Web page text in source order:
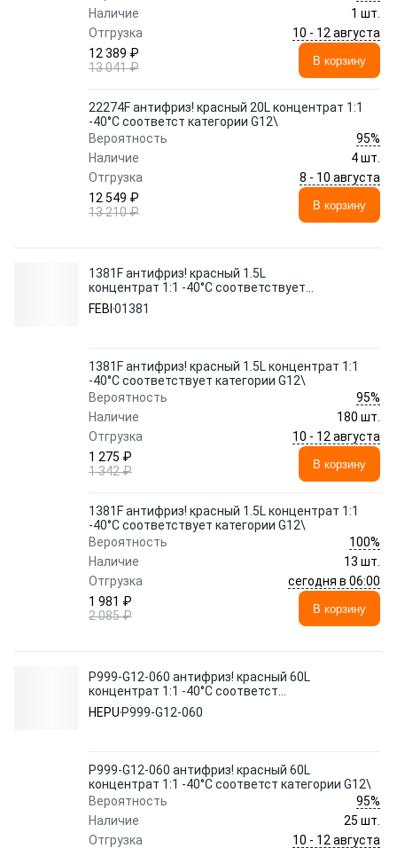
Наличие
1 шт.
Отгрузка
10 - 12 августа
12 389 ₽
13 041 ₽
В корзину
22274F антифриз! красный 20L концентрат 1:1
-40°C соответст категории G12\
Вероятность
95%
Наличие
4 шт.
Отгрузка
8 - 10 августа
12 549 ₽
13 210 ₽
В корзину
1381F антифриз! красный 1.5L
концентрат 1:1 -40°C соответствует
категории G12\
FEBI 01381
1381F антифриз! красный 1.5L концентрат 1:1
-40°C соответствует категории G12\
Вероятность
95%
Наличие
180 шт.
Отгрузка
10 - 12 августа
1 275 ₽
1 342 ₽
В корзину
1381F антифриз! красный 1.5L концентрат 1:1
-40°C соответствует категории G12\
Вероятность
100%
Наличие
13 шт.
Отгрузка
сегодня в 06:00
1 981 ₽
2 085 ₽
В корзину
P999-G12-060 антифриз! красный 60L
концентрат 1:1 -40°C соответст
категории G12\
HEPU P999-G12-060
P999-G12-060 антифриз! красный 60L
концентрат 1:1 -40°C соответст категории G12\
Вероятность
95%
Наличие
25 шт.
Отгрузка
10 - 12 августа